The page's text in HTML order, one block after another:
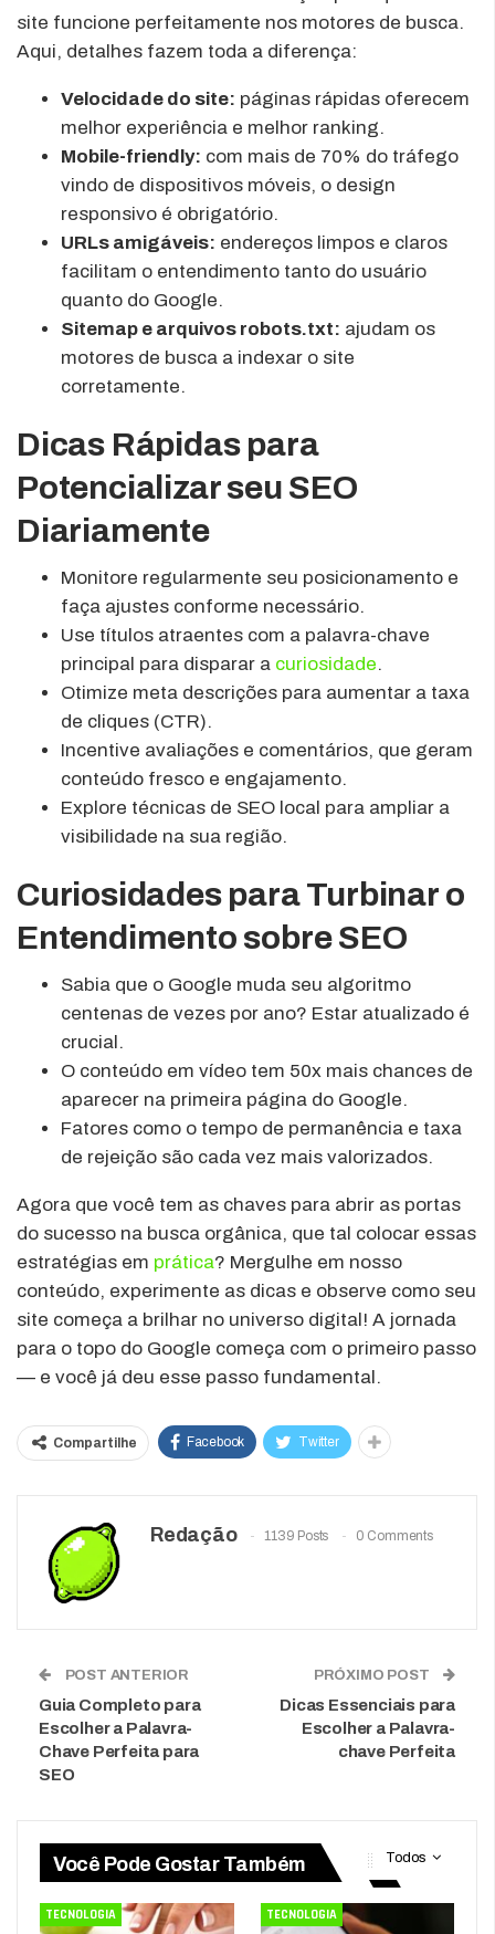
site funcione perfeitamente nos motores de busca.
Aqui, detalhes fazem toda a diferença:
Velocidade do site: páginas rápidas oferecem
melhor experiência e melhor ranking.
Mobile-friendly: com mais de 70% do tráfego
vindo de dispositivos móveis, o design
responsivo é obrigatório.
URLs amigáveis: endereços limpos e claros
facilitam o entendimento tanto do usuário
quanto do Google.
Sitemap e arquivos robots.txt: ajudam os
motores de busca a indexar o site
corretamente.
Dicas Rápidas para
Potencializar seu SEO
Diariamente
Monitore regularmente seu posicionamento e
faça ajustes conforme necessário.
Use títulos atraentes com a palavra-chave
principal para disparar a curiosidade.
Otimize meta descrições para aumentar a taxa
de cliques (CTR).
Incentive avaliações e comentários, que geram
conteúdo fresco e engajamento.
Explore técnicas de SEO local para ampliar a
visibilidade na sua região.
Curiosidades para Turbinar o
Entendimento sobre SEO
Sabia que o Google muda seu algoritmo
centenas de vezes por ano? Estar atualizado é
crucial.
O conteúdo em vídeo tem 50x mais chances de
aparecer na primeira página do Google.
Fatores como o tempo de permanência e taxa
de rejeição são cada vez mais valorizados.
Agora que você tem as chaves para abrir as portas
do sucesso na busca orgânica, que tal colocar essas
estratégias em prática? Mergulhe em nosso
conteúdo, experimente as dicas e observe como seu
site começa a brilhar no universo digital! A jornada
para o topo do Google começa com o primeiro passo
— e você já deu esse passo fundamental.
Compartilhe Facebook Twitter
Redação 1139 Posts 0 Comments
POST ANTERIOR
Guia Completo para
Escolher a Palavra-
Chave Perfeita para
SEO
PRÓXIMO POST
Dicas Essenciais para
Escolher a Palavra-
chave Perfeita
Todos
Você Pode Gostar Também
TECNOLOGIA TECNOLOGIA